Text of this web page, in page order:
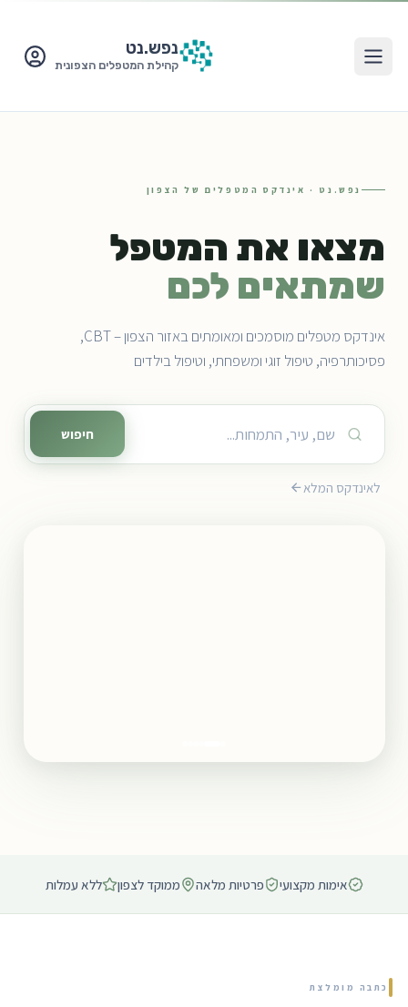
נפש.נט
קהילת המטפלים הצפונית
נפש.נט · אינדקס המטפלים של הצפון
מצאו את המטפל
שמתאים לכם
אינדקס מטפלים מוסמכים ומאומתים באזור הצפון – CBT,
פסיכותרפיה, טיפול זוגי ומשפחתי, וטיפול בילדים
חיפוש
לאינדקס המלא
אימות מקצועי פרטיות מלאה ממוקד לצפון ללא עמלות
כתבה מומלצת